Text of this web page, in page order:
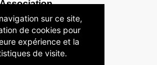
Association
Présentation
adhérent
Statuts
Membres
sur ce site,
de cookies pour
expérience et la
de visite.